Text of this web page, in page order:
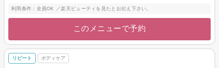
利用条件：全員OK ／楽天ビューティを見たとお伝え下さい。
このメニューで予約
リピート ボディケア